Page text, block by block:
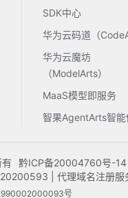
SDK中心
华为云码道（
华为云魔坊
（ModelArts）
MaaS模型即服务
智果AgentArts智能
黔ICP备20004760号-14
| 代理域名注册服
号